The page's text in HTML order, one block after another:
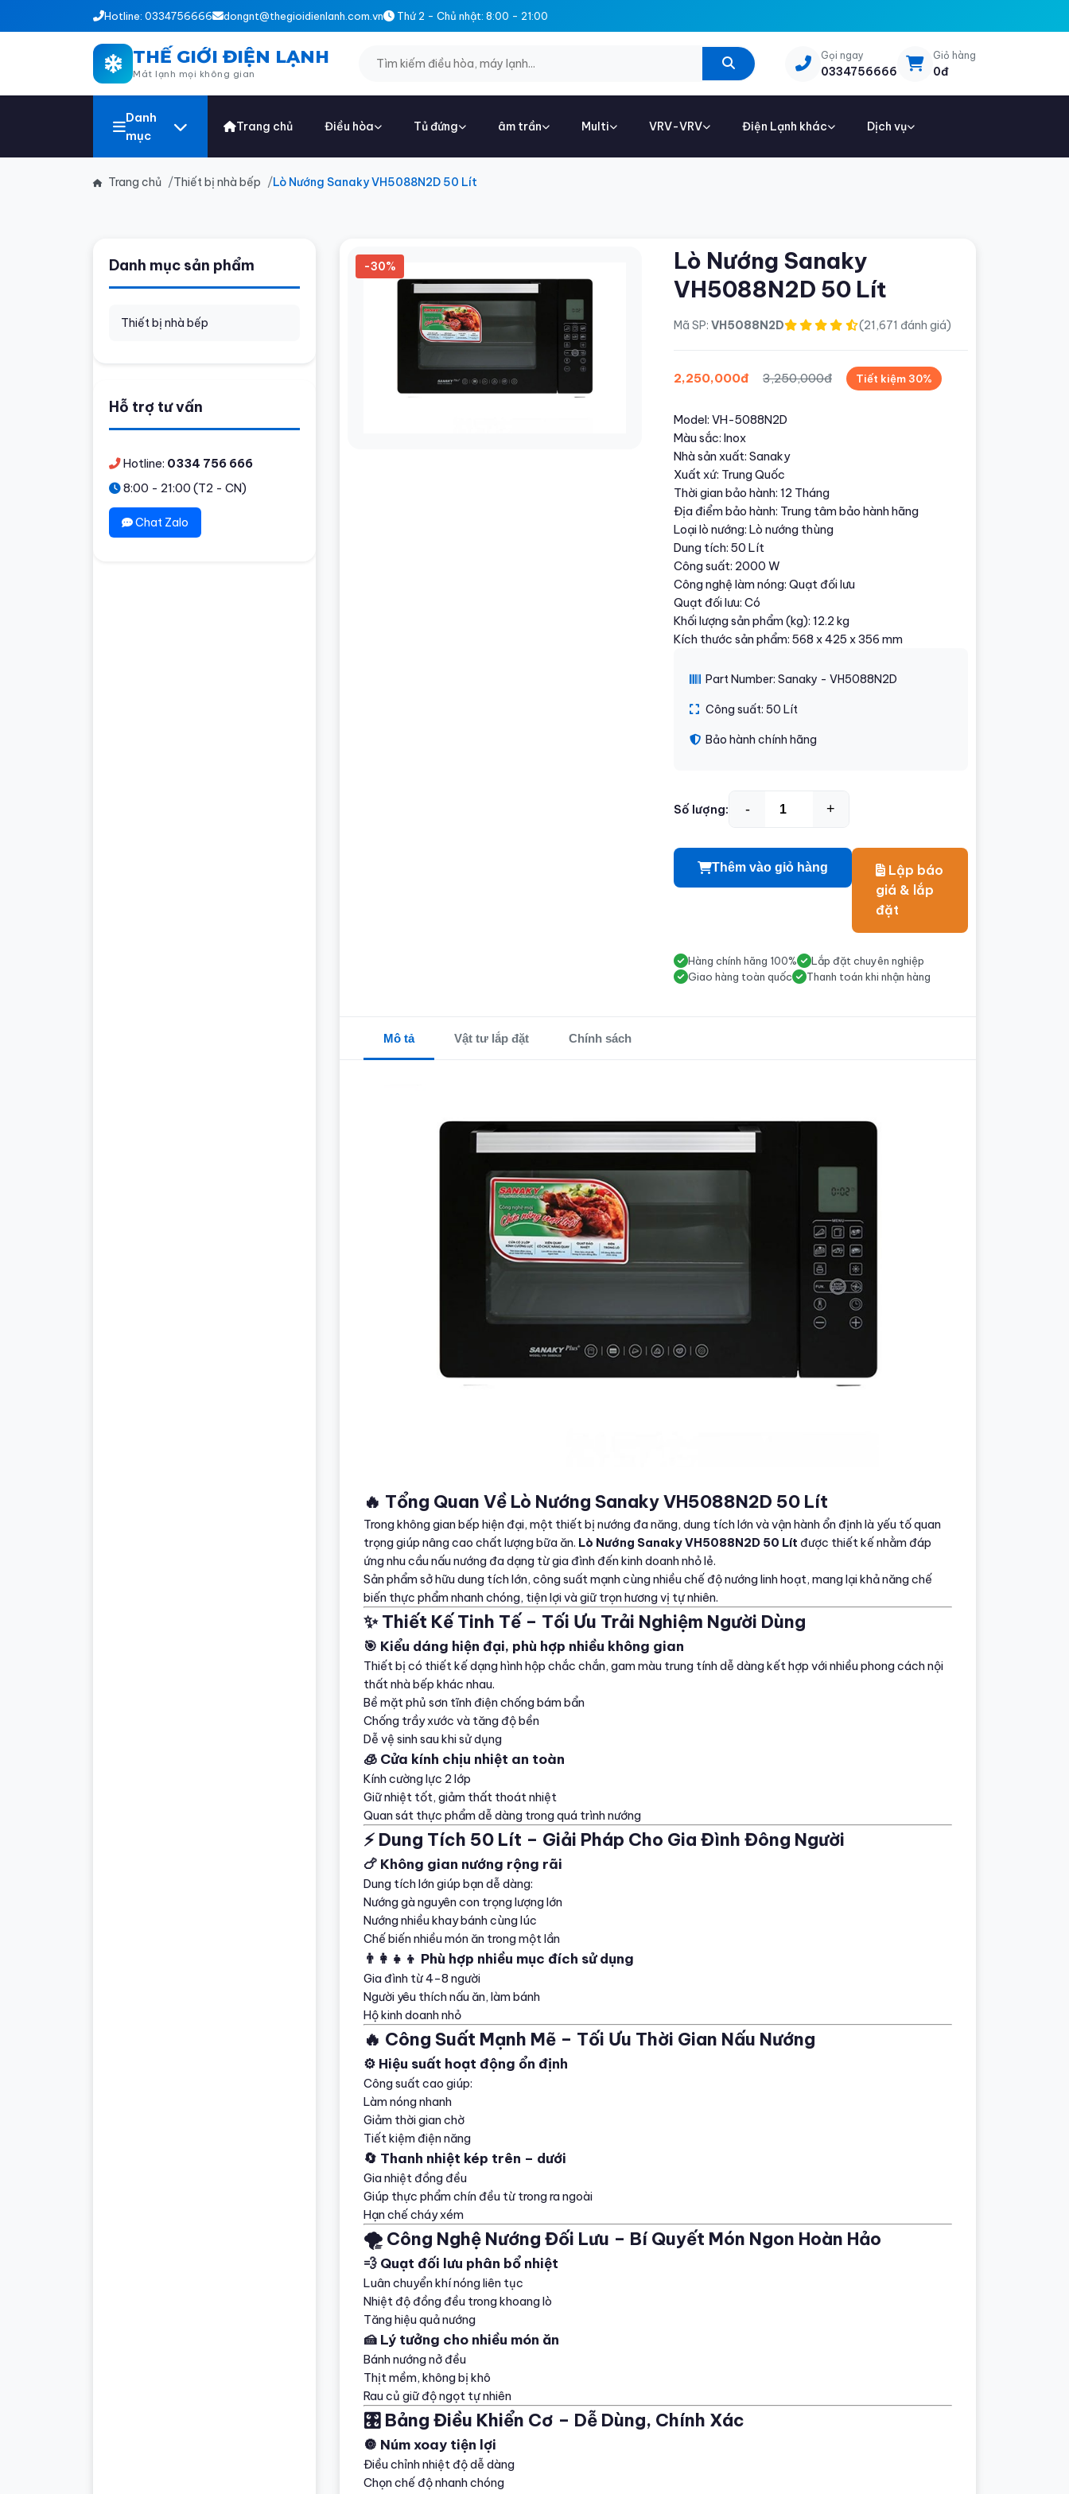
Hotline: 0334756666 dongnt@thegioidienlanh.com.vn Thứ 2 - Chủ nhật: 8:00 - 21:00
THẾ GIỚI ĐIỆN LẠNH
Mát lạnh mọi không gian
Gọi ngay
0334756666
Giỏ hàng
0đ
Danh
mục
Trang chủ Điều hòa Tủ đứng âm trần Multi VRV-VRV Điện Lạnh khác Dịch vụ
Trang chủ Thiết bị nhà bếp Lò Nướng Sanaky VH5088N2D 50 Lít
Danh mục sản phẩm
Thiết bị nhà bếp
Hỗ trợ tư vấn
Hotline: 0334 756 666
8:00 - 21:00 (T2 - CN)
Chat Zalo
-30%
Lò Nướng Sanaky
VH5088N2D 50 Lít
Mã SP: VH5088N2D (21,671 đánh giá)
2,250,000đ 3,250,000đ Tiết kiệm 30%
Model: VH-5088N2D
Màu sắc: Inox
Nhà sản xuất: Sanaky
Xuất xứ: Trung Quốc
Thời gian bảo hành: 12 Tháng
Địa điểm bảo hành: Trung tâm bảo hành hãng
Loại lò nướng: Lò nướng thùng
Dung tích: 50 Lít
Công suất: 2000 W
Công nghệ làm nóng: Quạt đối lưu
Quạt đối lưu: Có
Khối lượng sản phẩm (kg): 12.2 kg
Kích thước sản phẩm: 568 x 425 x 356 mm
Part Number: Sanaky - VH5088N2D
Công suất: 50 Lít
Bảo hành chính hãng
Số lượng: - +
Thêm vào giỏ hàng
Lập báo
giá & lắp
đặt
Hàng chính hãng 100%
Lắp đặt chuyên nghiệp
Giao hàng toàn quốc
Thanh toán khi nhận hàng
Mô tả Vật tư lắp đặt Chính sách
🔥 Tổng Quan Về Lò Nướng Sanaky VH5088N2D 50 Lít
Trong không gian bếp hiện đại, một thiết bị nướng đa năng, dung tích lớn và vận hành ổn định là yếu tố quan
trọng giúp nâng cao chất lượng bữa ăn. Lò Nướng Sanaky VH5088N2D 50 Lít được thiết kế nhằm đáp
ứng nhu cầu nấu nướng đa dạng từ gia đình đến kinh doanh nhỏ lẻ.
Sản phẩm sở hữu dung tích lớn, công suất mạnh cùng nhiều chế độ nướng linh hoạt, mang lại khả năng chế
biến thực phẩm nhanh chóng, tiện lợi và giữ trọn hương vị tự nhiên.
✨ Thiết Kế Tinh Tế – Tối Ưu Trải Nghiệm Người Dùng
🎯 Kiểu dáng hiện đại, phù hợp nhiều không gian
Thiết bị có thiết kế dạng hình hộp chắc chắn, gam màu trung tính dễ dàng kết hợp với nhiều phong cách nội
thất nhà bếp khác nhau.
Bề mặt phủ sơn tĩnh điện chống bám bẩn
Chống trầy xước và tăng độ bền
Dễ vệ sinh sau khi sử dụng
🧊 Cửa kính chịu nhiệt an toàn
Kính cường lực 2 lớp
Giữ nhiệt tốt, giảm thất thoát nhiệt
Quan sát thực phẩm dễ dàng trong quá trình nướng
⚡ Dung Tích 50 Lít – Giải Pháp Cho Gia Đình Đông Người
🍗 Không gian nướng rộng rãi
Dung tích lớn giúp bạn dễ dàng:
Nướng gà nguyên con trọng lượng lớn
Nướng nhiều khay bánh cùng lúc
Chế biến nhiều món ăn trong một lần
👨‍👩‍👧‍👦 Phù hợp nhiều mục đích sử dụng
Gia đình từ 4–8 người
Người yêu thích nấu ăn, làm bánh
Hộ kinh doanh nhỏ
🔥 Công Suất Mạnh Mẽ – Tối Ưu Thời Gian Nấu Nướng
⚙️ Hiệu suất hoạt động ổn định
Công suất cao giúp:
Làm nóng nhanh
Giảm thời gian chờ
Tiết kiệm điện năng
🔄 Thanh nhiệt kép trên – dưới
Gia nhiệt đồng đều
Giúp thực phẩm chín đều từ trong ra ngoài
Hạn chế cháy xém
🌪️ Công Nghệ Nướng Đối Lưu – Bí Quyết Món Ngon Hoàn Hảo
💨 Quạt đối lưu phân bổ nhiệt
Luân chuyển khí nóng liên tục
Nhiệt độ đồng đều trong khoang lò
Tăng hiệu quả nướng
🍰 Lý tưởng cho nhiều món ăn
Bánh nướng nở đều
Thịt mềm, không bị khô
Rau củ giữ độ ngọt tự nhiên
🎛️ Bảng Điều Khiển Cơ – Dễ Dùng, Chính Xác
🔘 Núm xoay tiện lợi
Điều chỉnh nhiệt độ dễ dàng
Chọn chế độ nhanh chóng